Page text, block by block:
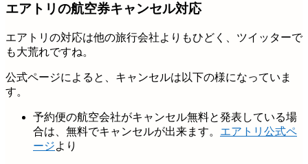
エアトリの航空券キャンセル対応
エアトリの対応は他の旅行会社よりもひどく、ツイッターで
も大荒れですね。
公式ページによると、キャンセルは以下の様になっていま
す。
予約便の航空会社がキャンセル無料と発表している場
合は、無料でキャンセルが出来ます。 エアトリ公式ペ
ージより